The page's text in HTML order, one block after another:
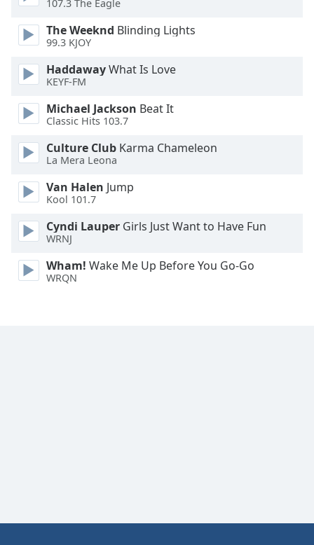
Opacity
Caption
Background
Color
Opacity
Font
Size
Text
Edge
107.3 The Eagle
The Weeknd Blinding Lights
99.3 KJOY
HaddawayWhat Is Love
KEYF-FM
Michael Jackson Beat It
Classic Hits 103.7
Culture Club Karma Chameleon
La Mera Leona
Van Halen Jump
Kool 101.7
Cyndi Lauper Girls Just Want to Have Fun
WRNJ
Wham! Wake Me Up Before You Go-Go
WRQN